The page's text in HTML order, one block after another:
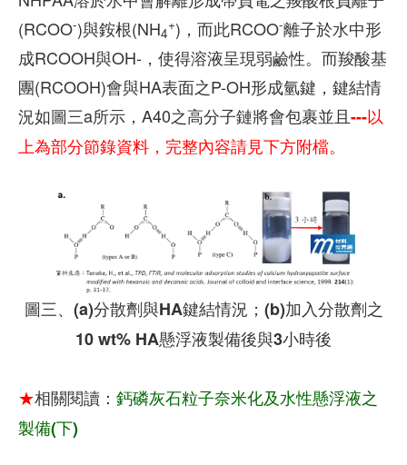
(RCOO-)與銨根(NH4
+)，而此RCOO-離子於水中形
成RCOOH與OH-，使得溶液呈現弱鹼性。而羧酸基
團(RCOOH)會與HA表面之P-OH形成氫鍵，鍵結情
況如圖三a所示，A40之高分子鏈將會包裹並且---以
上為部分節錄資料，完整內容請見下方附檔。
圖三、(a)分散劑與HA鍵結情況；(b)加入分散劑之
10 wt% HA懸浮液製備後與3小時後
★相關閱讀： 鈣磷灰石粒子奈米化及水性懸浮液之
製備(下)